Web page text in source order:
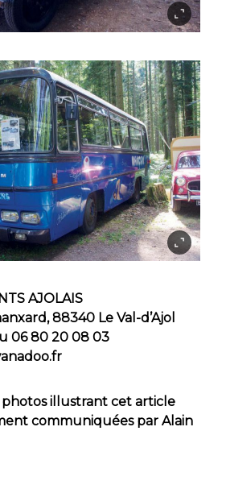
AJOLAIS
88340 Le Val-d’Ajol
06 80 20 08 03
photos illustrant cet article
communiquées par Alain